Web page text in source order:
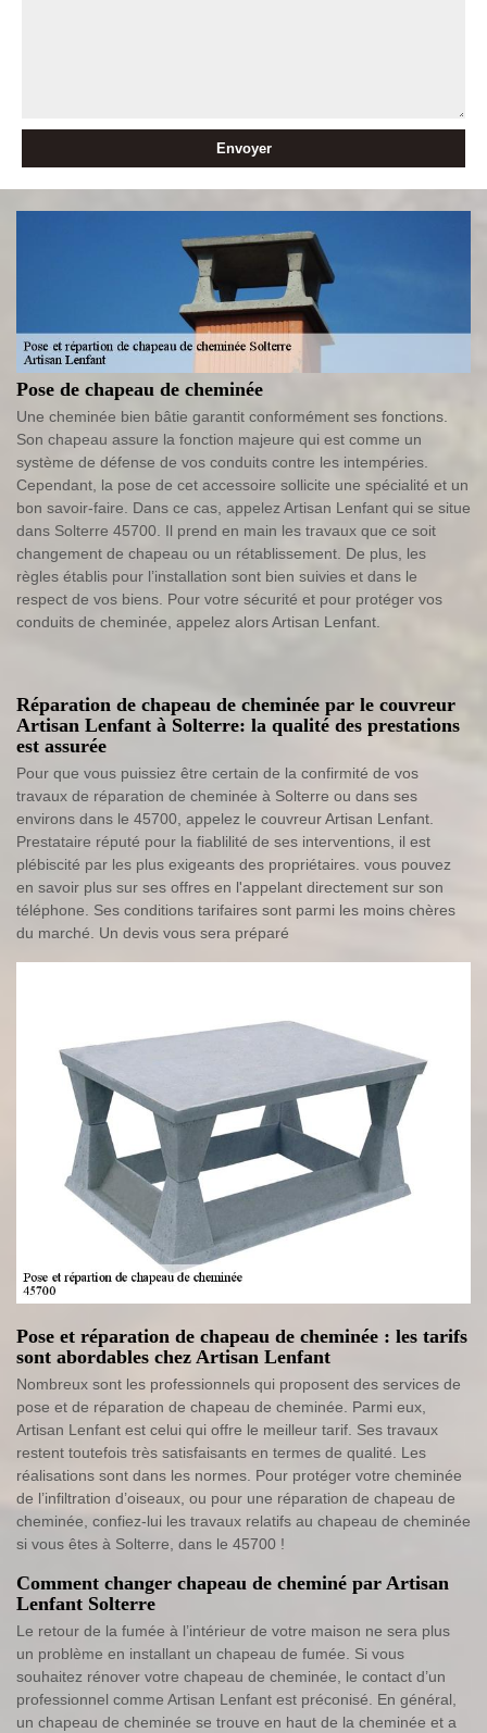
Pose de chapeau de cheminée
Une cheminée bien bâtie garantit conformément ses fonctions.
Son chapeau assure la fonction majeure qui est comme un
système de défense de vos conduits contre les intempéries.
Cependant, la pose de cet accessoire sollicite une spécialité et un
bon savoir-faire. Dans ce cas, appelez Artisan Lenfant qui se situe
dans Solterre 45700. Il prend en main les travaux que ce soit
changement de chapeau ou un rétablissement. De plus, les
règles établis pour l’installation sont bien suivies et dans le
respect de vos biens. Pour votre sécurité et pour protéger vos
conduits de cheminée, appelez alors Artisan Lenfant.
Réparation de chapeau de cheminée par le couvreur
Artisan Lenfant à Solterre: la qualité des prestations
est assurée
Pour que vous puissiez être certain de la confirmité de vos
travaux de réparation de cheminée à Solterre ou dans ses
environs dans le 45700, appelez le couvreur Artisan Lenfant.
Prestataire réputé pour la fiablilité de ses interventions, il est
plébiscité par les plus exigeants des propriétaires. vous pouvez
en savoir plus sur ses offres en l'appelant directement sur son
téléphone. Ses conditions tarifaires sont parmi les moins chères
du marché. Un devis vous sera préparé
Pose et réparation de chapeau de cheminée : les tarifs
sont abordables chez Artisan Lenfant
Nombreux sont les professionnels qui proposent des services de
pose et de réparation de chapeau de cheminée. Parmi eux,
Artisan Lenfant est celui qui offre le meilleur tarif. Ses travaux
restent toutefois très satisfaisants en termes de qualité. Les
réalisations sont dans les normes. Pour protéger votre cheminée
de l’infiltration d’oiseaux, ou pour une réparation de chapeau de
cheminée, confiez-lui les travaux relatifs au chapeau de cheminée
si vous êtes à Solterre, dans le 45700 !
Comment changer chapeau de cheminé par Artisan
Lenfant Solterre
Le retour de la fumée à l’intérieur de votre maison ne sera plus
un problème en installant un chapeau de fumée. Si vous
souhaitez rénover votre chapeau de cheminée, le contact d’un
professionnel comme Artisan Lenfant est préconisé. En général,
un chapeau de cheminée se trouve en haut de la cheminée et a